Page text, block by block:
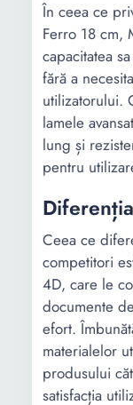
În ceea ce
Ferro 18 cm,
capacitatea
fără a
utilizatorului.
lamele
lung și
pentru
Ceea ce
competitori
4D, care le
documente
efort.
materialelor
produsului
satisfacția